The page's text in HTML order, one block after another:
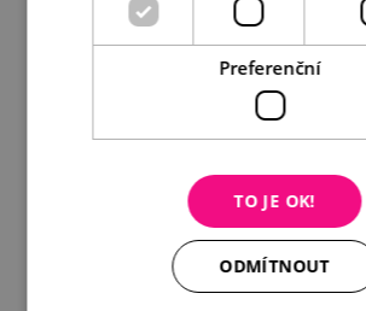
Preferenční
TO JE OK!
ODMÍTNOUT